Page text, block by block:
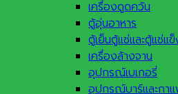
เครื่องดูดควัน
ตู้อุ่นอาหาร
ตู้เย็นตู้แช่และตู้แช่แ
เครื่องล้างจาน
อุปกรณ์เบเกอรี่
อุปกรณ์บาร์และกา